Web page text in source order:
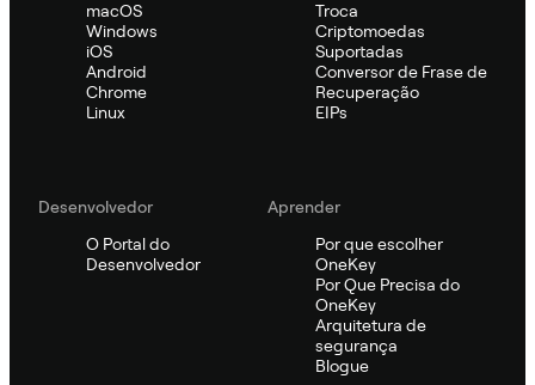
macOS
Windows
iOS
Android
Chrome
Linux
Troca
Criptomoedas
Suportadas
Conversor de Frase de
Recuperação
EIPs
Desenvolvedor
O Portal do
Desenvolvedor
Aprender
Por que escolher
OneKey
Por Que Precisa do
OneKey
Arquitetura de
segurança
Blogue